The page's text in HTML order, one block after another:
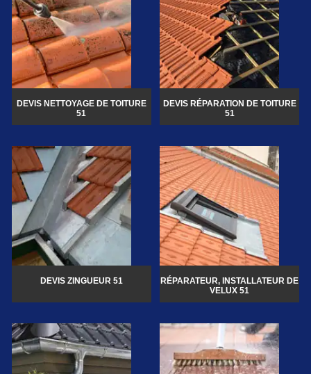
DEVIS NETTOYAGE DE TOITURE
51
DEVIS RÉPARATION DE TOITURE
51
DEVIS ZINGUEUR 51
RÉPARATEUR, INSTALLATEUR DE
VELUX 51